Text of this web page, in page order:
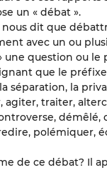
un « débat ».
dit que
avec un ou
une question ou le
que le
séparation, la
agiter, traiter,
démêlé,
polémiquer,
de ce débat? Il